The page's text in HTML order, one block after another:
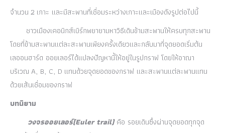
จำนวน 2 เกาะ และมีสะพานที่เชื่อมระหว่างเกาะและเมืองดังรูปต่อไปนี้
ชาวเมืองเคอนิกส์เบิร์กพยายามหาวิธีเดินข้ามสะพานให้ครบทุกสะพาน
โดยที่ข้ามสะพานแต่ละสะพานเพียงครั้งเดียวและกลับมาที่จุดยอดเริ่มต้น
เลออนฮาร์ด ออยเลอร์ได้แปลงปัญหานี้ให้อยู่ในรูปกราฟ โดยให้อาณา
บริเวณ A, B, C, D แทนด้วยจุดยอดของกราฟ และสะพานแต่ละพานแทน
ด้วยเส้นเชื่อมของกราฟ
บทนิยาม
วงจรออยเลอร์(Euler trail)คือ รอยเดินซึ่งผ่านจุดยอดทุกจุด